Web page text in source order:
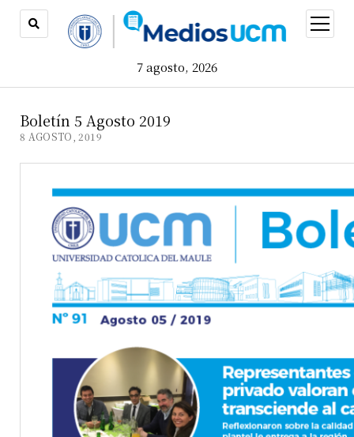
7 agosto, 2026
open
menu
Boletín 5 Agosto 2019
8 AGOSTO, 2019